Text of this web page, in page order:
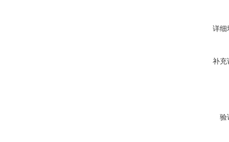
详细
补充
验